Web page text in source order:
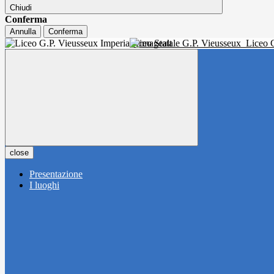
Chiudi
Conferma
Annulla Conferma
Liceo Statale G.P. Vieusseux Liceo
close
Presentazione
I luoghi